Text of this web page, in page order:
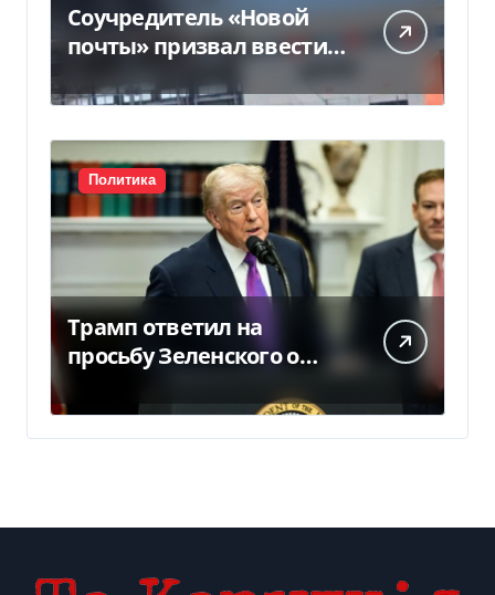
Соучредитель «Новой
почты» призвал ввести
налоговые каникулы
для…
Политика
Трамп ответил на
просьбу Зеленского о
предоставлении Украине
ракет Patriot (видео)